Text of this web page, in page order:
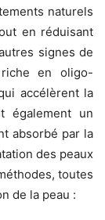
naturels
en réduisant
signes de
en oligo-
accélèrent la
également un
absorbé par la
des peaux
toutes
de la peau :